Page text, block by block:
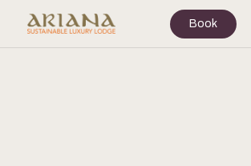
Book